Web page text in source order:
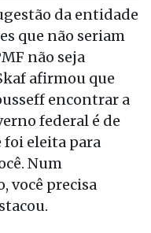
da entidade
que não seriam
não seja
afirmou que
encontrar a
federal é de
foi eleita para
Num
você precisa